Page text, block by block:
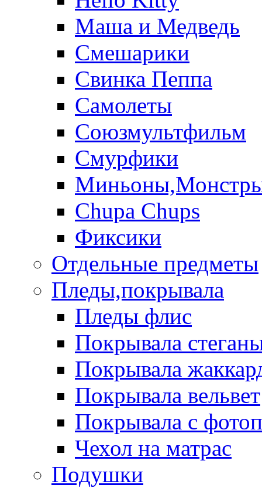
Маша и Медведь
Смешарики
Свинка Пеппа
Самолеты
Союзмультфильм
Смурфики
Chupa Chups
Фиксики
Отдельные предметы
Пледы,покрывала
Пледы флис
Покрывала
Покрывала
Покрывала вельвет
Покрывала с
Чехол на матрас
Подушки